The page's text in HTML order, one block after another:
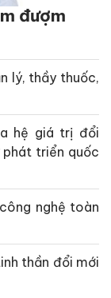
đượm
lý, thầy thuốc,
hệ giá trị đổi
phát triển quốc
nghệ toàn
thần đổi mới